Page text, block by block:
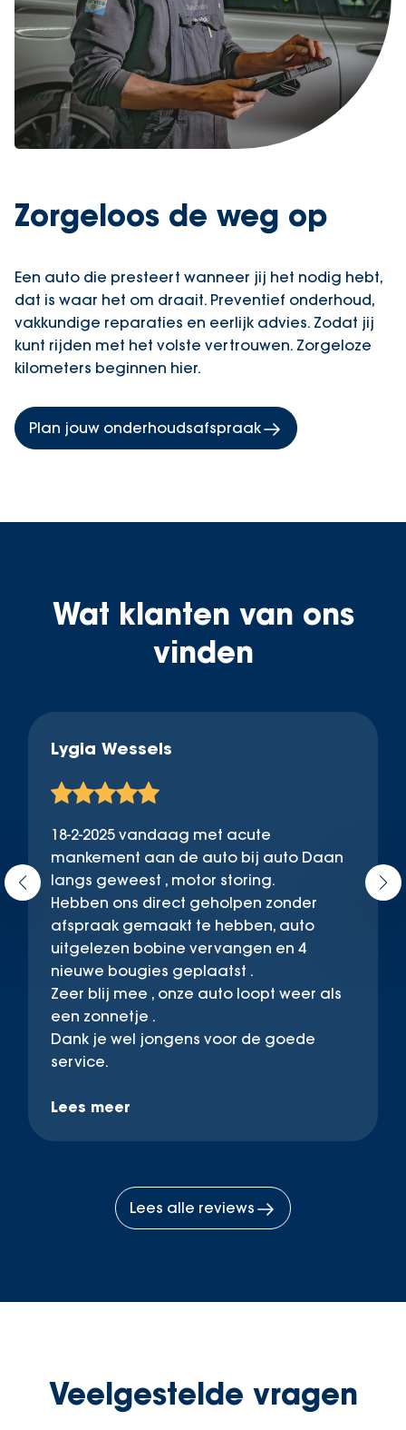
Zorgeloos de weg op
Een auto die presteert wanneer jij het nodig hebt,
dat is waar het om draait. Preventief onderhoud,
vakkundige reparaties en eerlijk advies. Zodat jij
kunt rijden met het volste vertrouwen. Zorgeloze
kilometers beginnen hier.
Plan jouw onderhoudsafspraak
Wat klanten van ons
vinden
Lygia Wessels
18-2-2025 vandaag met acute
mankement aan de auto bij auto Daan
langs geweest , motor storing.
Hebben ons direct geholpen zonder
afspraak gemaakt te hebben, auto
uitgelezen bobine vervangen en 4
nieuwe bougies geplaatst .
Zeer blij mee , onze auto loopt weer als
een zonnetje .
Dank je wel jongens voor de goede
service.
Lees meer
Lees alle reviews
Veelgestelde vragen